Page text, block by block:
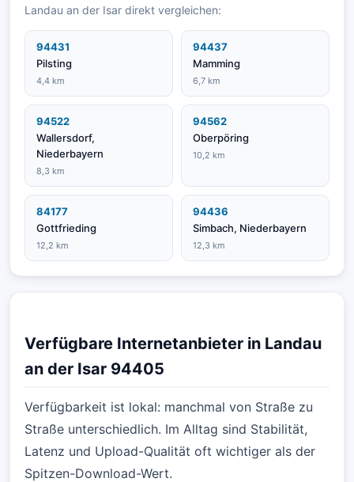
Landau an der Isar direkt vergleichen:
94431
Pilsting
4,4 km
94437
Mamming
6,7 km
94522
Wallersdorf,
Niederbayern
8,3 km
94562
Oberpöring
10,2 km
84177
Gottfrieding
12,2 km
94436
Simbach, Niederbayern
12,3 km
Verfügbare Internetanbieter in Landau
an der Isar 94405
Verfügbarkeit ist lokal: manchmal von Straße zu
Straße unterschiedlich. Im Alltag sind Stabilität,
Latenz und Upload-Qualität oft wichtiger als der
Spitzen-Download-Wert.